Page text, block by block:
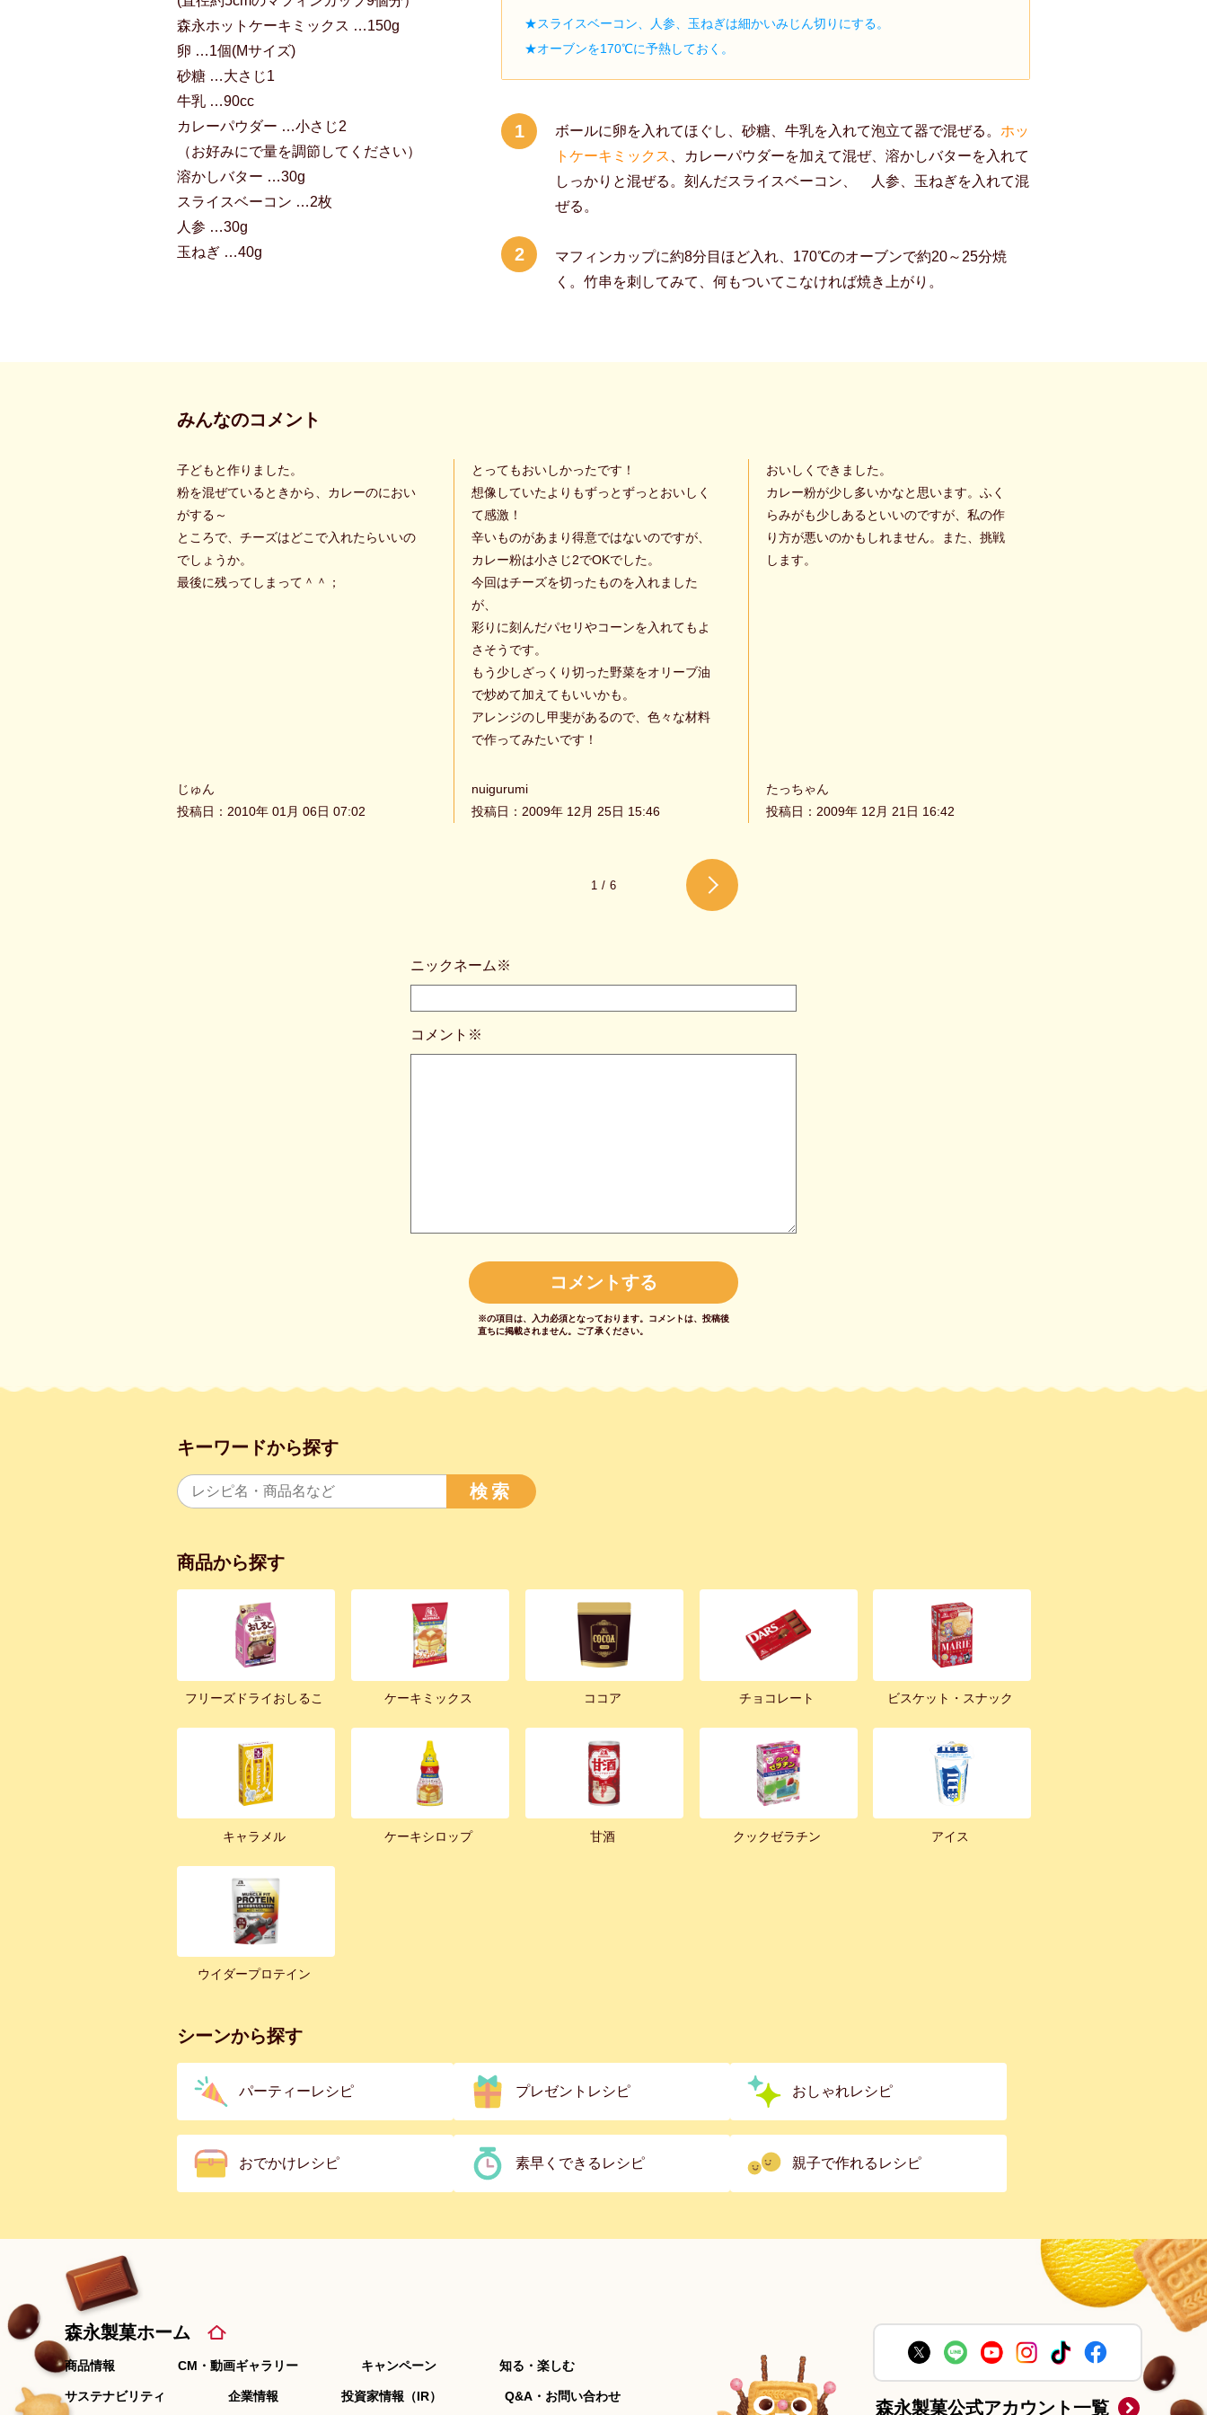
森永ホットケーキミックス …150g
卵 …1個(Mサイズ)
砂糖 …大さじ1
牛乳 …90cc
カレーパウダー …小さじ2
（お好みにで量を調節してください）
溶かしバター …30g
スライスベーコン …2枚
人参 …30g
玉ねぎ …40g
★スライスベーコン、人参、玉ねぎは細かいみじん切りにする。
★オーブンを170℃に予熱しておく。
1 ボールに卵を入れてほぐし、砂糖、牛乳を入れて泡立て器で混ぜる。 ホッ
トケーキミックス
、カレーパウダーを加えて混ぜ、溶かしバターを入れて
しっかりと混ぜる。刻んだスライスベーコン、 人参、玉ねぎを入れて混
ぜる。
2
マフィンカップに約8分目ほど入れ、170℃のオーブンで約20～25分焼
く。竹串を刺してみて、何もついてこなければ焼き上がり。
みんなのコメント
子どもと作りました。
粉を混ぜているときから、カレーのにおい
がする～
ところで、チーズはどこで入れたらいいの
でしょうか。
最後に残ってしまって＾＾；
じゅん
投稿日：2010年 01月 06日 07:02
とってもおいしかったです！
想像していたよりもずっとずっとおいしく
て感激！
辛いものがあまり得意ではないのですが、
カレー粉は小さじ2でOKでした。
今回はチーズを切ったものを入れました
が、
彩りに刻んだパセリやコーンを入れてもよ
さそうです。
もう少しざっくり切った野菜をオリーブ油
で炒めて加えてもいいかも。
アレンジのし甲斐があるので、色々な材料
で作ってみたいです！
nuigurumi
投稿日：2009年 12月 25日 15:46
おいしくできました。
カレー粉が少し多いかなと思います。ふく
らみがも少しあるといいのですが、私の作
り方が悪いのかもしれません。また、挑戦
します。
たっちゃん
投稿日：2009年 12月 21日 16:42
1 / 6
ニックネーム※
コメント※
※の項目は、入力必須となっております。 コメントは、投稿後
直ちに掲載されません。 ご了承ください。
キーワードから探す
検索
商品から探す
フリーズドライおしるこ ケーキミックス ココア チョコレート ビスケット・スナック
キャラメル ケーキシロップ 甘酒 クックゼラチン アイス
ウイダープロテイン
シーンから探す
パーティーレシピ プレゼントレシピ おしゃれレシピ
おでかけレシピ 素早くできるレシピ 親子で作れるレシピ
森永製菓ホーム
商品情報 CM・動画ギャラリー キャンペーン 知る・楽しむ
サステナビリティ 企業情報 投資家情報（IR） Q&A・お問い合わせ
森永製菓公式アカウント一覧